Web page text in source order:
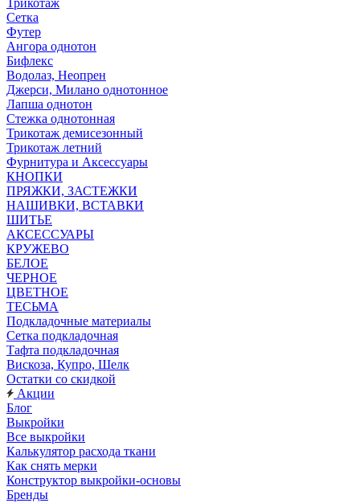
Трикотаж
Сетка
Футер
Ангора однотон
Бифлекс
Водолаз, Неопрен
Джерси, Милано однотонное
Лапша однотон
Стежка однотонная
Трикотаж демисезонный
Трикотаж летний
Фурнитура и Аксессуары
КНОПКИ
ПРЯЖКИ, ЗАСТЕЖКИ
НАШИВКИ, ВСТАВКИ
ШИТЬЕ
АКСЕССУАРЫ
КРУЖЕВО
БЕЛОЕ
ЧЕРНОЕ
ЦВЕТНОЕ
ТЕСЬМА
Подкладочные материалы
Сетка подкладочная
Тафта подкладочная
Вискоза, Купро, Шелк
Остатки со скидкой
Акции
Блог
Выкройки
Все выкройки
Калькулятор расхода ткани
Как снять мерки
Конструктор выкройки-основы
Бренды